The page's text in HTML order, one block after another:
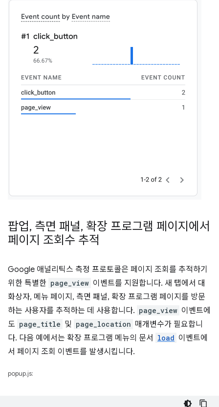
팝업, 측면 패널, 확장 프로그램 페이지에서
페이지 조회수 추적
Google 애널리틱스 측정 프로토콜은 페이지 조회를 추적하기
위한 특별한 page_view 이벤트를 지원합니다. 새 탭에서 대
화상자, 메뉴 페이지, 측면 패널, 확장 프로그램 페이지를 방문
하는 사용자를 추적하는 데 사용합니다. page_view 이벤트에
도 page_title 및 page_location 매개변수가 필요합니
다. 다음 예에서는 확장 프로그램 메뉴의 문서
load 이벤트에
서 페이지 조회 이벤트를 발생시킵니다.
popup.js: